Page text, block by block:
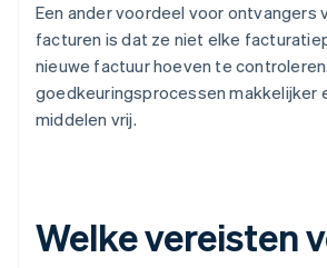
Een ander voordeel voor ontvangers
facturen is dat ze niet elke
nieuwe factuur hoeven te
goedkeuringsprocessen makkelijker
middelen vrij.
Welke vereisten